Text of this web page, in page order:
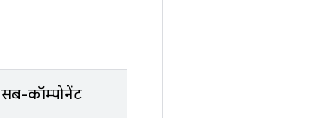
सब-कॉम्पोनेंट